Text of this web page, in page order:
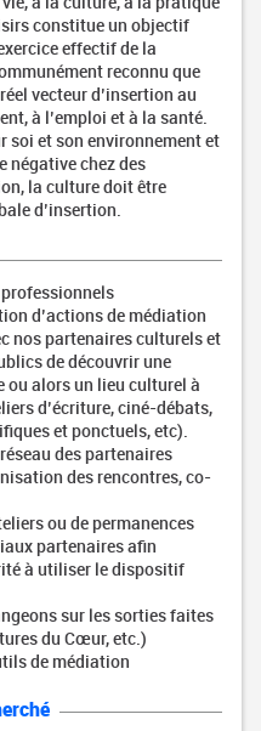
constitue un objectif
effectif de la
reconnu que
vecteur d’insertion au
à l’emploi et à la santé.
soi et son environnement et
négative chez des
la culture doit être
d’insertion.
d’actions de médiation
nos partenaires culturels et
de découvrir une
alors un lieu culturel à
d’écriture, ciné-débats,
et ponctuels, etc).
des partenaires
des rencontres, co-
ou de permanences
partenaires afin
à utiliser le dispositif
sur les sorties faites
du Cœur, etc.)
de médiation